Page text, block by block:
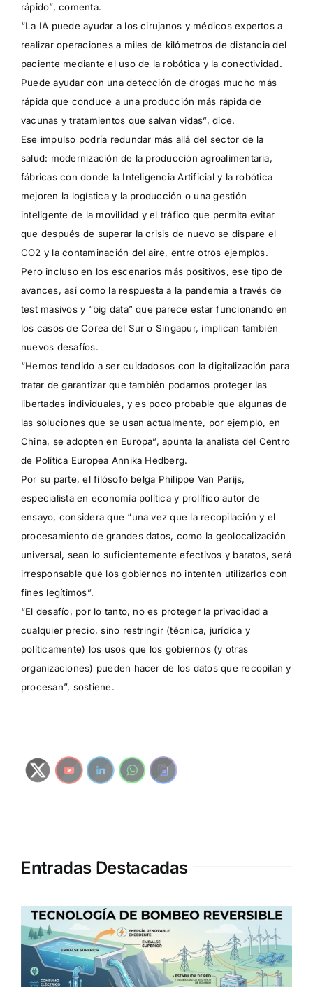
rápido”, comenta.
“La IA puede ayudar a los cirujanos y médicos expertos a
realizar operaciones a miles de kilómetros de distancia del
paciente mediante el uso de la robótica y la conectividad.
Puede ayudar con una detección de drogas mucho más
rápida que conduce a una producción más rápida de
vacunas y tratamientos que salvan vidas”, dice.
Ese impulso podría redundar más allá del sector de la
salud: modernización de la producción agroalimentaria,
fábricas con donde la Inteligencia Artificial y la robótica
mejoren la logística y la producción o una gestión
inteligente de la movilidad y el tráfico que permita evitar
que después de superar la crisis de nuevo se dispare el
CO2 y la contaminación del aire, entre otros ejemplos.
Pero incluso en los escenarios más positivos, ese tipo de
avances, así como la respuesta a la pandemia a través de
test masivos y “big data” que parece estar funcionando en
los casos de Corea del Sur o Singapur, implican también
nuevos desafíos.
“Hemos tendido a ser cuidadosos con la digitalización para
tratar de garantizar que también podamos proteger las
libertades individuales, y es poco probable que algunas de
las soluciones que se usan actualmente, por ejemplo, en
China, se adopten en Europa”, apunta la analista del Centro
de Política Europea Annika Hedberg.
Por su parte, el filósofo belga Philippe Van Parijs,
especialista en economía política y prolífico autor de
ensayo, considera que “una vez que la recopilación y el
procesamiento de grandes datos, como la geolocalización
universal, sean lo suficientemente efectivos y baratos, será
irresponsable que los gobiernos no intenten utilizarlos con
fines legítimos”.
“El desafío, por lo tanto, no es proteger la privacidad a
cualquier precio, sino restringir (técnica, jurídica y
políticamente) los usos que los gobiernos (y otras
organizaciones) pueden hacer de los datos que recopilan y
procesan”, sostiene.
Entradas Destacadas